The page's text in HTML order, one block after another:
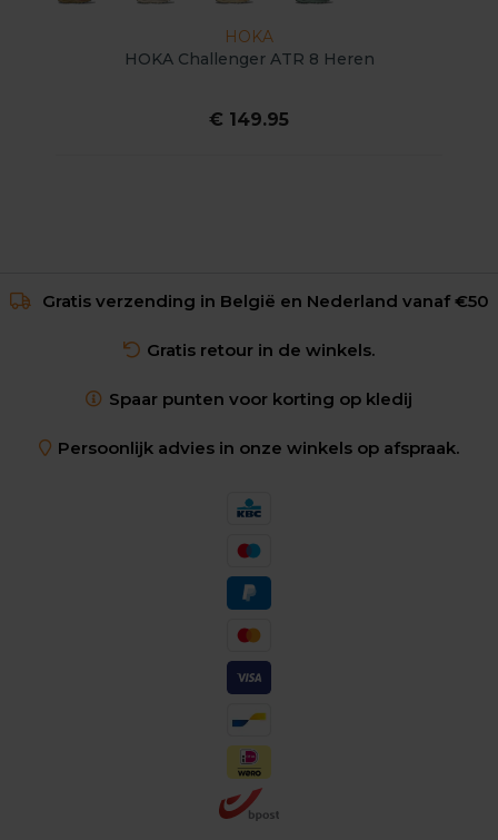
HOKA
HOKA Challenger ATR 8 Heren
€ 149.95
Gratis verzending in België en Nederland vanaf €50
Gratis retour in de winkels.
Spaar punten voor korting op kledij
Persoonlijk advies in onze winkels op afspraak.